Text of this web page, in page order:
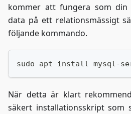
kommer att fungera som
data på ett relationsmässigt
följande kommando.
sudo apt install mysql-
När detta är klart
säkert installationsskript som